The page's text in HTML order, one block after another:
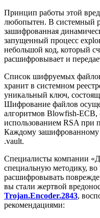
Принцип работы этой
любопытен. В системный
зашифрованная
запущенный процесс
небольшой код, который
расшифровывает и
Список шифруемых
хранит в системном
уникальный ключ,
Шифрование файлов
алгоритмов Blowfish-
использованием RSA при
Каждому зашифрованному
.vault.
Специалисты компании
специальную методику,
расшифровывать
вы стали жертвой
Trojan.Encoder.2843,
рекомендациями: